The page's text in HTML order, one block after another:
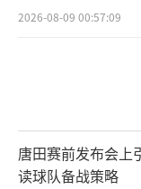
2026-08-09 00:57:09
唐田赛前发布会上
读球队备战策略